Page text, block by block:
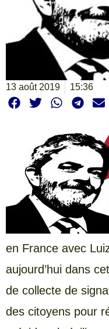
13 août 2019 15:36
en France avec
aujourd’hui dans
de collecte de
des citoyens pour